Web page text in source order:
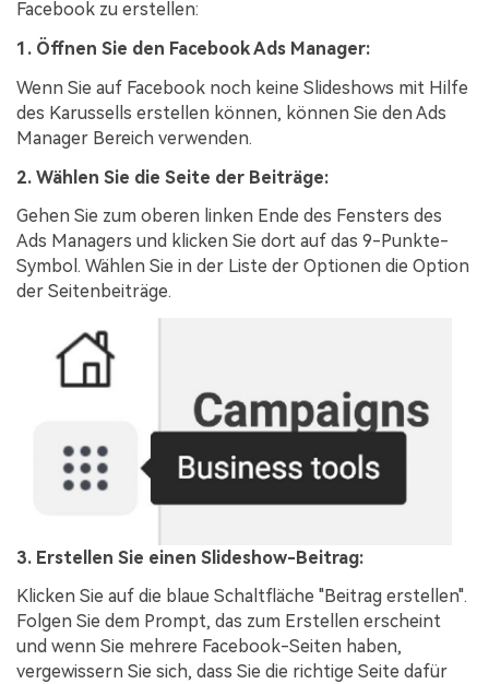
Facebook zu erstellen:
1. Öffnen Sie den Facebook Ads Manager:
Wenn Sie auf Facebook noch keine Slideshows mit Hilfe
des Karussells erstellen können, können Sie den Ads
Manager Bereich verwenden.
2. Wählen Sie die Seite der Beiträge:
Gehen Sie zum oberen linken Ende des Fensters des
Ads Managers und klicken Sie dort auf das 9-Punkte-
Symbol. Wählen Sie in der Liste der Optionen die Option
der Seitenbeiträge.
3. Erstellen Sie einen Slideshow-Beitrag:
Klicken Sie auf die blaue Schaltfläche "Beitrag erstellen".
Folgen Sie dem Prompt, das zum Erstellen erscheint
und wenn Sie mehrere Facebook-Seiten haben,
vergewissern Sie sich, dass Sie die richtige Seite dafür